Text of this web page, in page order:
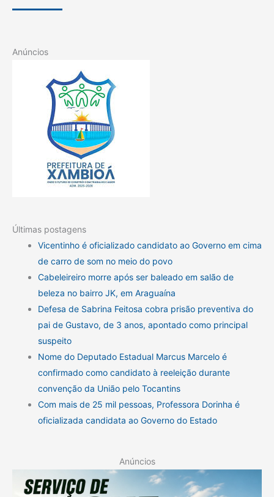
Anúncios
Últimas postagens
Vicentinho é oficializado candidato ao Governo em cima
de carro de som no meio do povo
Cabeleireiro morre após ser baleado em salão de
beleza no bairro JK, em Araguaína
Defesa de Sabrina Feitosa cobra prisão preventiva do
pai de Gustavo, de 3 anos, apontado como principal
suspeito
Nome do Deputado Estadual Marcus Marcelo é
confirmado como candidato à reeleição durante
convenção da União pelo Tocantins
Com mais de 25 mil pessoas, Professora Dorinha é
oficializada candidata ao Governo do Estado
Anúncios